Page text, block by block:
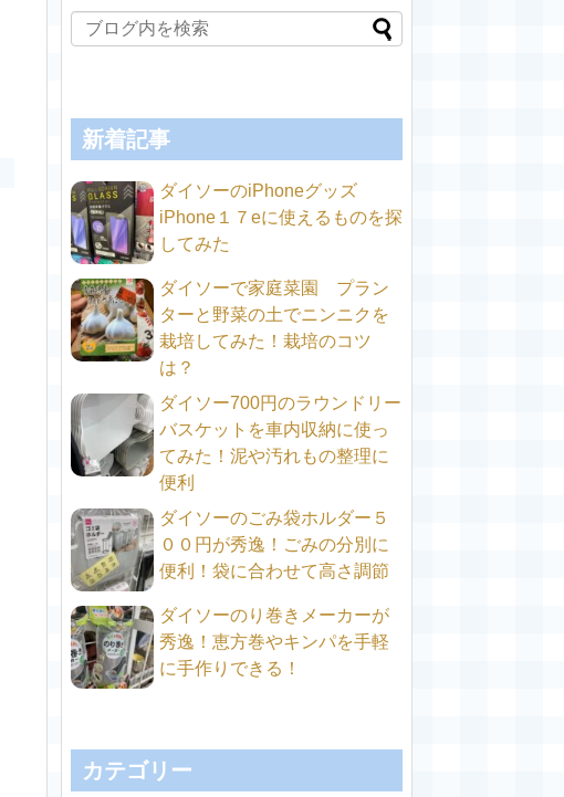
新着記事
ダイソーのiPhoneグッズ
iPhone１７eに使えるものを探
してみた
ダイソーで家庭菜園 プラン
ターと野菜の土でニンニクを
栽培してみた！栽培のコツ
は？
ダイソー700円のラウンドリー
バスケットを車内収納に使っ
てみた！泥や汚れもの整理に
便利
ダイソーのごみ袋ホルダー５
００円が秀逸！ごみの分別に
便利！袋に合わせて高さ調節
ダイソーのり巻きメーカーが
秀逸！恵方巻やキンパを手軽
に手作りできる！
カテゴリー